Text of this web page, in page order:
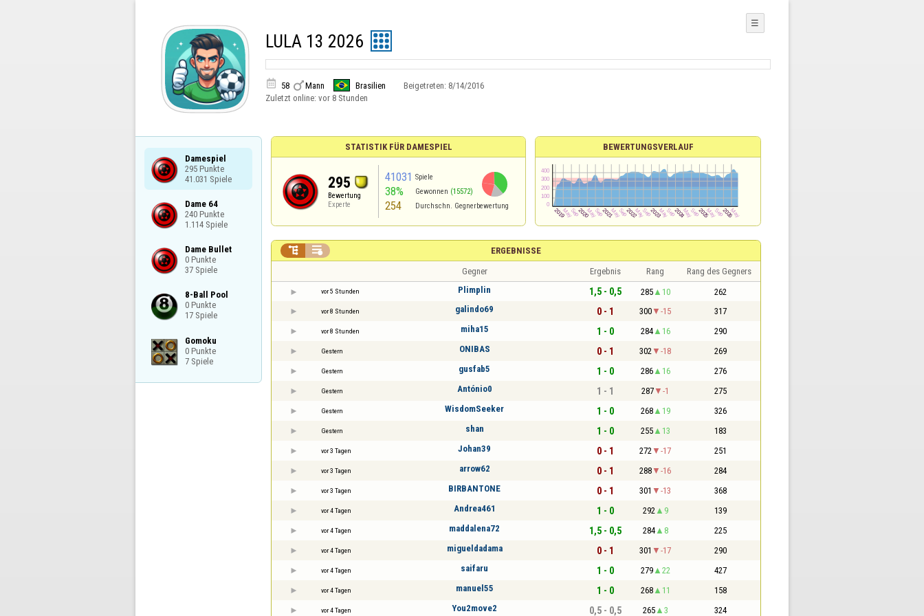
LULA 13 2026
 58 Mann Brasilien Beigetreten: 8/14/2016
Zuletzt online: vor 8 Stunden
☰
Damespiel
295 Punkte
41.031 Spiele
Dame 64
240 Punkte
1.114 Spiele
Dame Bullet
0 Punkte
37 Spiele
8-Ball Pool
0 Punkte
17 Spiele
Gomoku
0 Punkte
7 Spiele
STATISTIK FÜR DAMESPIEL
295
Bewertung
Experte
41031 Spiele
38% Gewonnen (15572)
254 Durchschn. Gegnerbewertung
BEWERTUNGSVERLAUF
ERGEBNISSE
 
Gegner Ergebnis Rang Rang des Gegners
vor 5 Stunden Plimplin 1,5 - 0,5 285 10 262
vor 8 Stunden galindo69 0 - 1 300 -15 317
vor 8 Stunden miha15 1 - 0 284 16 290
Gestern ONIBAS 0 - 1 302 -18 269
Gestern gusfab5 1 - 0 286 16 276
Gestern António0 1 - 1 287 -1 275
Gestern WisdomSeeker 1 - 0 268 19 326
Gestern shan 1 - 0 255 13 183
vor 3 Tagen Johan39 0 - 1 272 -17 251
vor 3 Tagen arrow62 0 - 1 288 -16 284
vor 3 Tagen BIRBANTONE 0 - 1 301 -13 368
vor 4 Tagen Andrea461 1 - 0 292 9 139
vor 4 Tagen maddalena72 1,5 - 0,5 284 8 225
vor 4 Tagen migueldadama 0 - 1 301 -17 290
vor 4 Tagen saifaru 1 - 0 279 22 427
vor 4 Tagen manuel55 1 - 0 268 11 158
vor 4 Tagen You2move2 0,5 - 0,5 265 3 324